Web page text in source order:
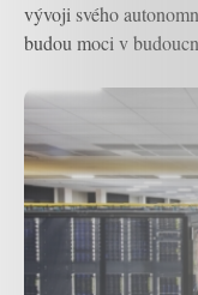
vývoji svého
budou moci v